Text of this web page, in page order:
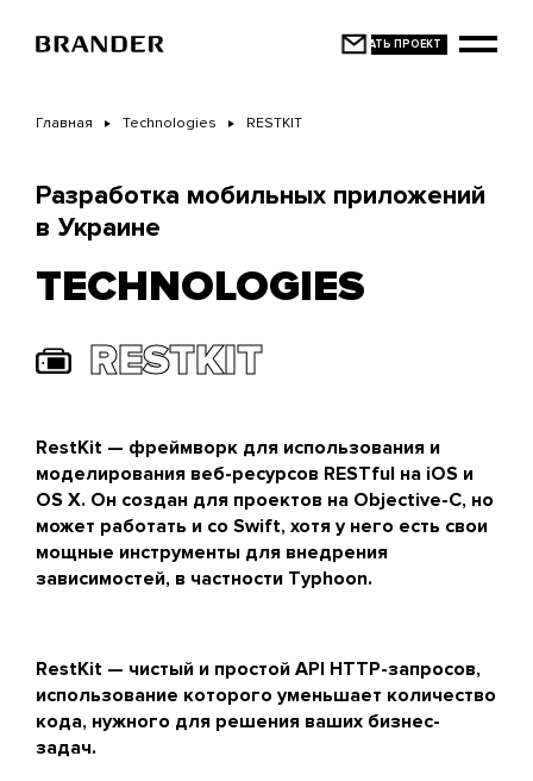
основному
Главная Technologies RESTKIT
Разработка мобильных приложений
в Украине
TECHNOLOGIES
RESTKIT
RestKit — фреймворк для использования и
моделирования веб-ресурсов RESTful на iOS и
OS X. Он создан для проектов на Objective-C, но
может работать и со Swift, хотя у него есть свои
мощные инструменты для внедрения
зависимостей, в частности Typhoon.
RestKit — чистый и простой API HTTP-запросов,
использование которого уменьшает количество
кода, нужного для решения ваших бизнес-
задач.